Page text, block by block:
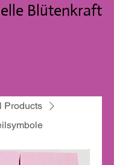
Blütenkraft
Products